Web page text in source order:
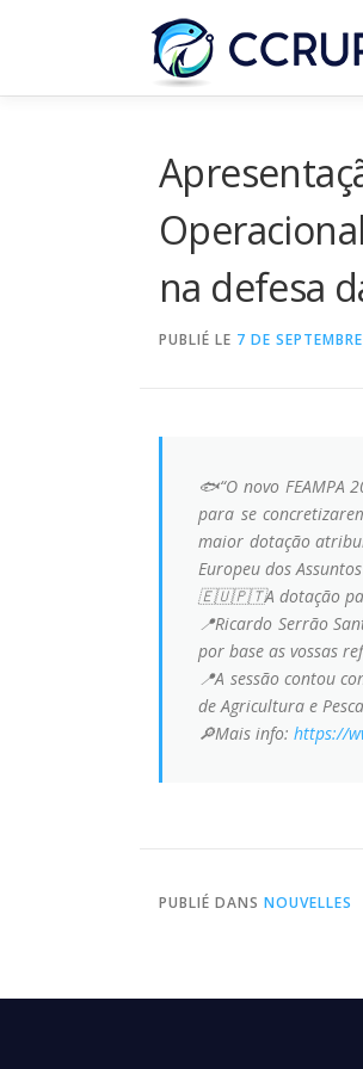
na defesa
PUBLIÉ LE 7 DE
🐟“O novo
para se
maior dotação
Europeu dos
🇪🇺🇵🇹A dotação para
📍Ricardo Serrão
por base as vossas
📍A sessão contou
de Agricultura e
🔎Mais info: https://
PUBLIÉ DANS NOUVELLES